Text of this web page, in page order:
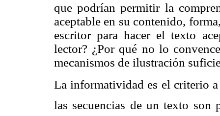
que podrían permitir la
aceptable en su contenido,
escritor para hacer el texto
lector? ¿Por qué no lo
mecanismos de ilustración
La informatividad es el criterio a
las secuencias de un texto son